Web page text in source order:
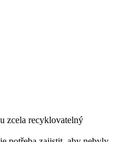
zcela recyklovatelný